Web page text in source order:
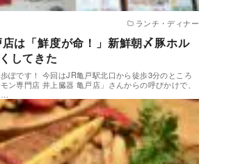
ランチ・ディナー
は「鮮度が命！」新鮮朝〆豚ホル
してきた
ぽです！ 今回はJR亀戸駅北口から徒歩3分のところ
ン専門店 井上臓器 亀戸店」さんからの呼びかけで、